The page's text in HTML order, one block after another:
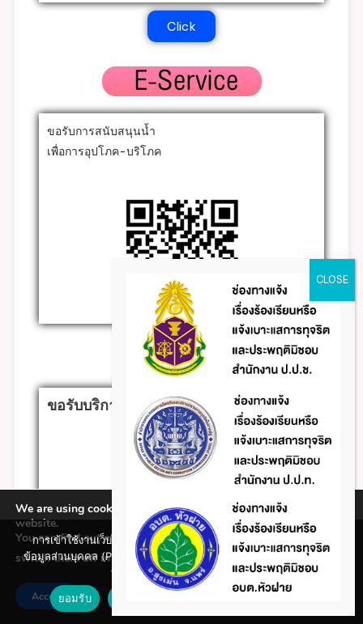
Click
ขอรับการสนับสนุนน้ำ
เพื่อการอุปโภค-บริโภค
Click
ขอรับบริการ
Click
We are using cookies to give you the best experience on our
website.
You can find out more about which cookies we are using or
switch them off in
settings.
Accept
การเข้าใช้งานเว็บไซต์แห่งนี้ถือว่าท่านรับทราบใน นโยบายคุ้มครอง
ข้อมูลส่วนบุคคล (Privacy policy) และ นโยบายคุกกี้ (Cookie policy)
ที่ทางหน่วยงานได้จัดทำขึ้นแล้ว
ยอมรับ